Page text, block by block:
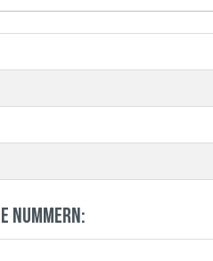
Nummern: